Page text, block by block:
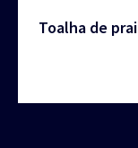
Toalha de